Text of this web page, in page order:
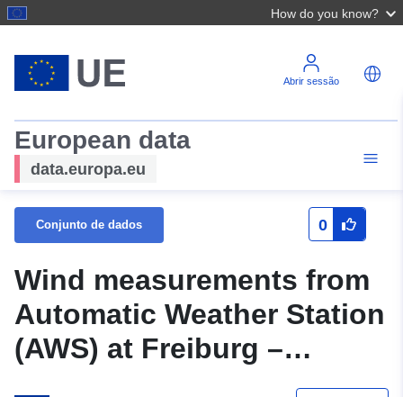
How do you know?
Abrir sessão
European data
data.europa.eu
Conjunto de dados 0
Wind measurements from
Automatic Weather Station
(AWS) at Freiburg –